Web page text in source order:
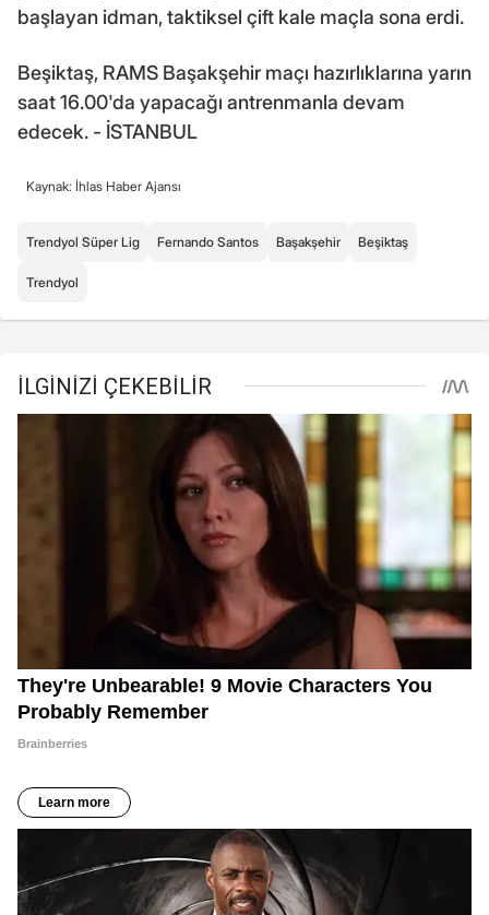
başlayan idman, taktiksel çift kale maçla sona erdi.
Beşiktaş, RAMS Başakşehir maçı hazırlıklarına yarın
saat 16.00'da yapacağı antrenmanla devam
edecek. - İSTANBUL
Kaynak: İhlas Haber Ajansı
Trendyol Süper Lig Fernando Santos Başakşehir Beşiktaş
Trendyol